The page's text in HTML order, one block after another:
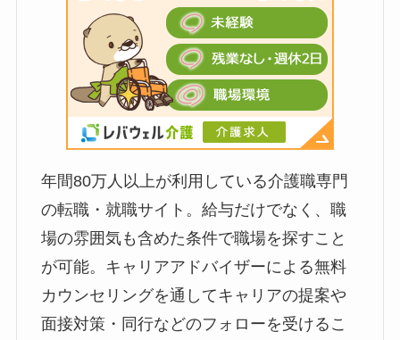
年間80万人以上が利用している介護職専門
の転職・就職サイト。給与だけでなく、職
場の雰囲気も含めた条件で職場を探すこと
が可能。キャリアアドバイザーによる無料
カウンセリングを通してキャリアの提案や
面接対策・同行などのフォローを受けるこ